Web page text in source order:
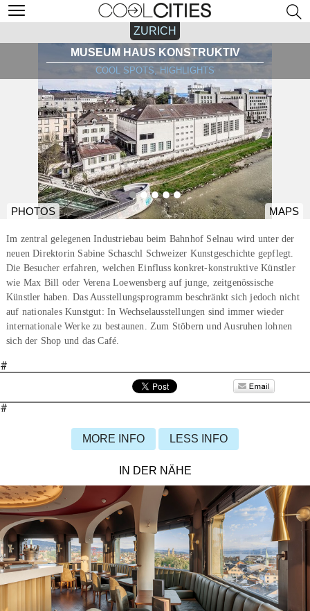
ZURICH
MUSEUM HAUS KONSTRUKTIV
COOL SPOTS, HIGHLIGHTS
PHOTOS MAPS
Im zentral gelegenen Industriebau beim Bahnhof Selnau wird unter der
neuen Direktorin Sabine Schaschl Schweizer Kunstgeschichte gepflegt.
Die Besucher erfahren, welchen Einfluss konkret-konstruktive Künstler
wie Max Bill oder Verena Loewensberg auf junge, zeitgenössische
Künstler haben. Das Ausstellungsprogramm beschränkt sich jedoch nicht
auf nationales Kunstgut: In Wechselausstellungen sind immer wieder
internationale Werke zu bestaunen. Zum Stöbern und Ausruhen lohnen
sich der Shop und das Café.
#
#
MORE INFO LESS INFO
IN DER NÄHE